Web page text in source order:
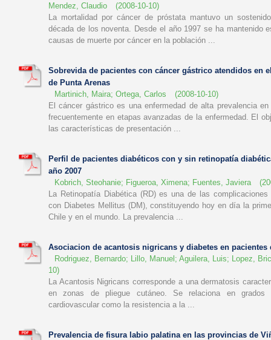
Mendez, Claudio
(2008-10-10)
La mortalidad por cáncer de próstata mantuvo un
década de los noventa. Desde el año 1997 se ha mantenido
causas de muerte por cáncer en la población ...
Sobrevida de pacientes con cáncer gástrico atendidos en
de Punta Arenas
Martinich, Maira; Ortega, Carlos (2008-10-10)
El cáncer gástrico es una enfermedad de alta prevalencia
frecuentemente en etapas avanzadas de la enfermedad. El
las características de presentación ...
Perfil de pacientes diabéticos con y sin retinopatía
año 2007
Kobrich, Steohanie; Figueroa, Ximena; Fuentes, Javiera (
La Retinopatía Diabética (RD) es una de las
con Diabetes Mellitus (DM), constituyendo hoy en día la
Chile y en el mundo. La prevalencia ...
Asociacion de acantosis nigricans y diabetes en pacientes
Rodriguez, Bernardo; Lillo, Manuel ; Aguilera, Luis; Lopez,
10)
La Acantosis Nigricans corresponde a una dermatosis
en zonas de pliegue cutáneo. Se relaciona en
cardiovascular como la resistencia a la ...
Prevalencia de fisura labio palatina en las provincias de